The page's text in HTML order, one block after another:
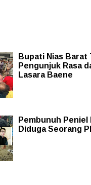
Bupati Nias Barat
Pengunjuk Rasa
Lasara Baene
Pembunuh Peniel
Diduga Seorang